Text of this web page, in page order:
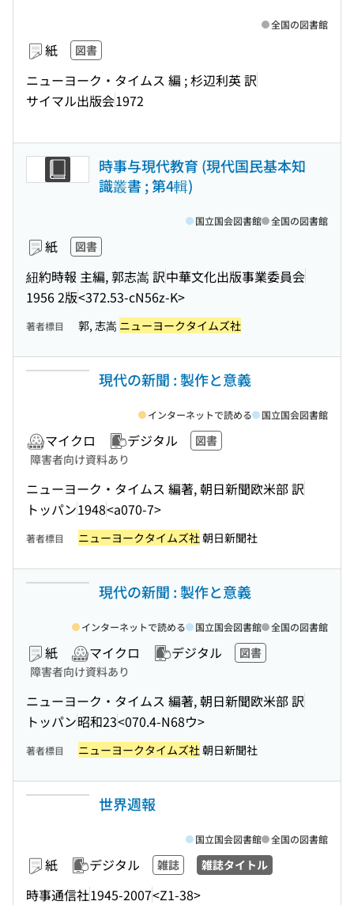
紙 図書
ニューヨーク・タイムス 編 ; 杉辺利英 訳
サイマル出版会1972
全国の図書館
時事与現代教育 (現代国民基本知
識叢書 ; 第4輯)
紙 図書
紐約時報 主編, 郭志嵩 訳中華文化出版事業委員会
1956 2版<372.53-cN56z-K>
国立国会図書館 全国の図書館
著者標目 郭, 志嵩 ニューヨークタイムズ社
現代の新聞 : 製作と意義
マイクロ デジタル
図書
障害者向け資料あり
ニューヨーク・タイムス 編著, 朝日新聞欧米部 訳
トッパン1948<a070-7>
インターネットで読める 国立国会図書館
著者標目 ニューヨークタイムズ社朝日新聞社
現代の新聞 : 製作と意義
紙 マイクロ デジタル
図書
障害者向け資料あり
ニューヨーク・タイムス 編著, 朝日新聞欧米部 訳
トッパン昭和23<070.4-N68ウ>
インターネットで読める 国立国会図書館 全国の図書館
著者標目 ニューヨークタイムズ社朝日新聞社
世界週報
紙 デジタル 雑誌 雑誌タイトル
時事通信社1945-2007<Z1-38>
国立国会図書館 全国の図書館